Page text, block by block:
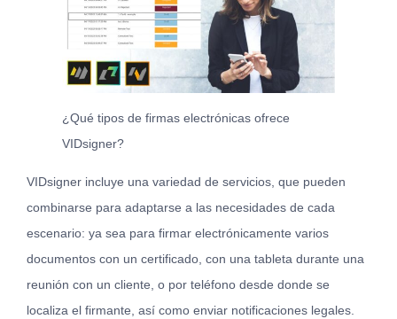
¿Qué tipos de firmas electrónicas ofrece
VIDsigner?
VIDsigner incluye una variedad de servicios, que pueden
combinarse para adaptarse a las necesidades de cada
escenario: ya sea para firmar electrónicamente varios
documentos con un certificado, con una tableta durante una
reunión con un cliente, o por teléfono desde donde se
localiza el firmante, así como enviar notificaciones legales.